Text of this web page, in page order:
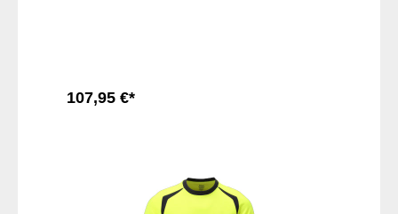
107,95 €*